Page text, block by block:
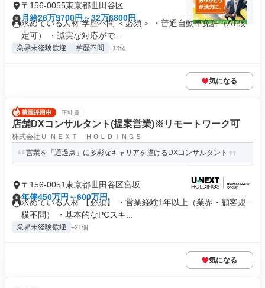
〒156-0055東京都世田谷区
月給26万9700円～32万6800円
求めている人材 学歴不問 ＜必須＞ ・普通自動車免許（AT限
定可） ・誠実な対応がで...
業界未経験歓迎 学歴不問 +13個
気になる
正社員
店舗DXコンサルタント(提案営業)※リモートワーク可
株式会社Ｕ‐ＮＥＸＴ ＨＯＬＤＩＮＧＳ
営業を「通過点」に多彩なキャリアを描けるDXコンサルタント
〒156-0051東京都世田谷区宮坂
年俸450万円～600万円
求めている人材 【必須】 ・営業経験1年以上（業界・顧客規
模不問） ・基本的なPCスキ...
業界未経験歓迎 +21個
気になる